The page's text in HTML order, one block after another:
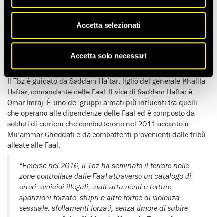
Accetta selezionati
Accetta solo necessari
accusato il gruppo armato Tariq Ben Zeyad (Tbz) di aver
, dal 2017 al 2022,crimini di guerra e altri
o reali critici e oppositori delle Forze armate arabe libiche
(Faal), l’autorità di fatto che da Bengasi controlla ampie parti
Il Tbz è guidato da Saddam Haftar, figlio del generale Khalifa
Haftar, comandante delle Faal. Il vice di Saddam Haftar è
Omar Imraj. È uno dei gruppi armati più influenti tra quelli
che operano alle dipendenze delle Faal ed è composto da
soldati di carriera che combatterono nel 2011 accanto a
Mu’ammar Gheddafi e da combattenti provenienti dalle tribù
alleate alle Faal.
“Emerso nel 2016, il Tbz ha seminato il terrore nelle
zone controllate dalle Faal attraverso un catalogo di
orrori: omicidi illegali, maltrattamenti e torture,
sparizioni forzate, stupri e altre forme di violenza
sessuale, sfollamenti forzati, senza timore di subire